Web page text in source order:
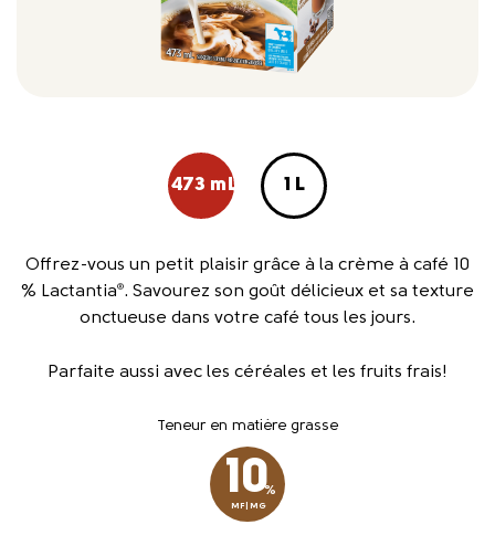
473 mL 1 L
Offrez-vous un petit plaisir grâce à la crème à café 10
% Lactantia®. Savourez son goût délicieux et sa texture
onctueuse dans votre café tous les jours.
Parfaite aussi avec les céréales et les fruits frais!
Teneur en matière grasse
10%
MF|MG